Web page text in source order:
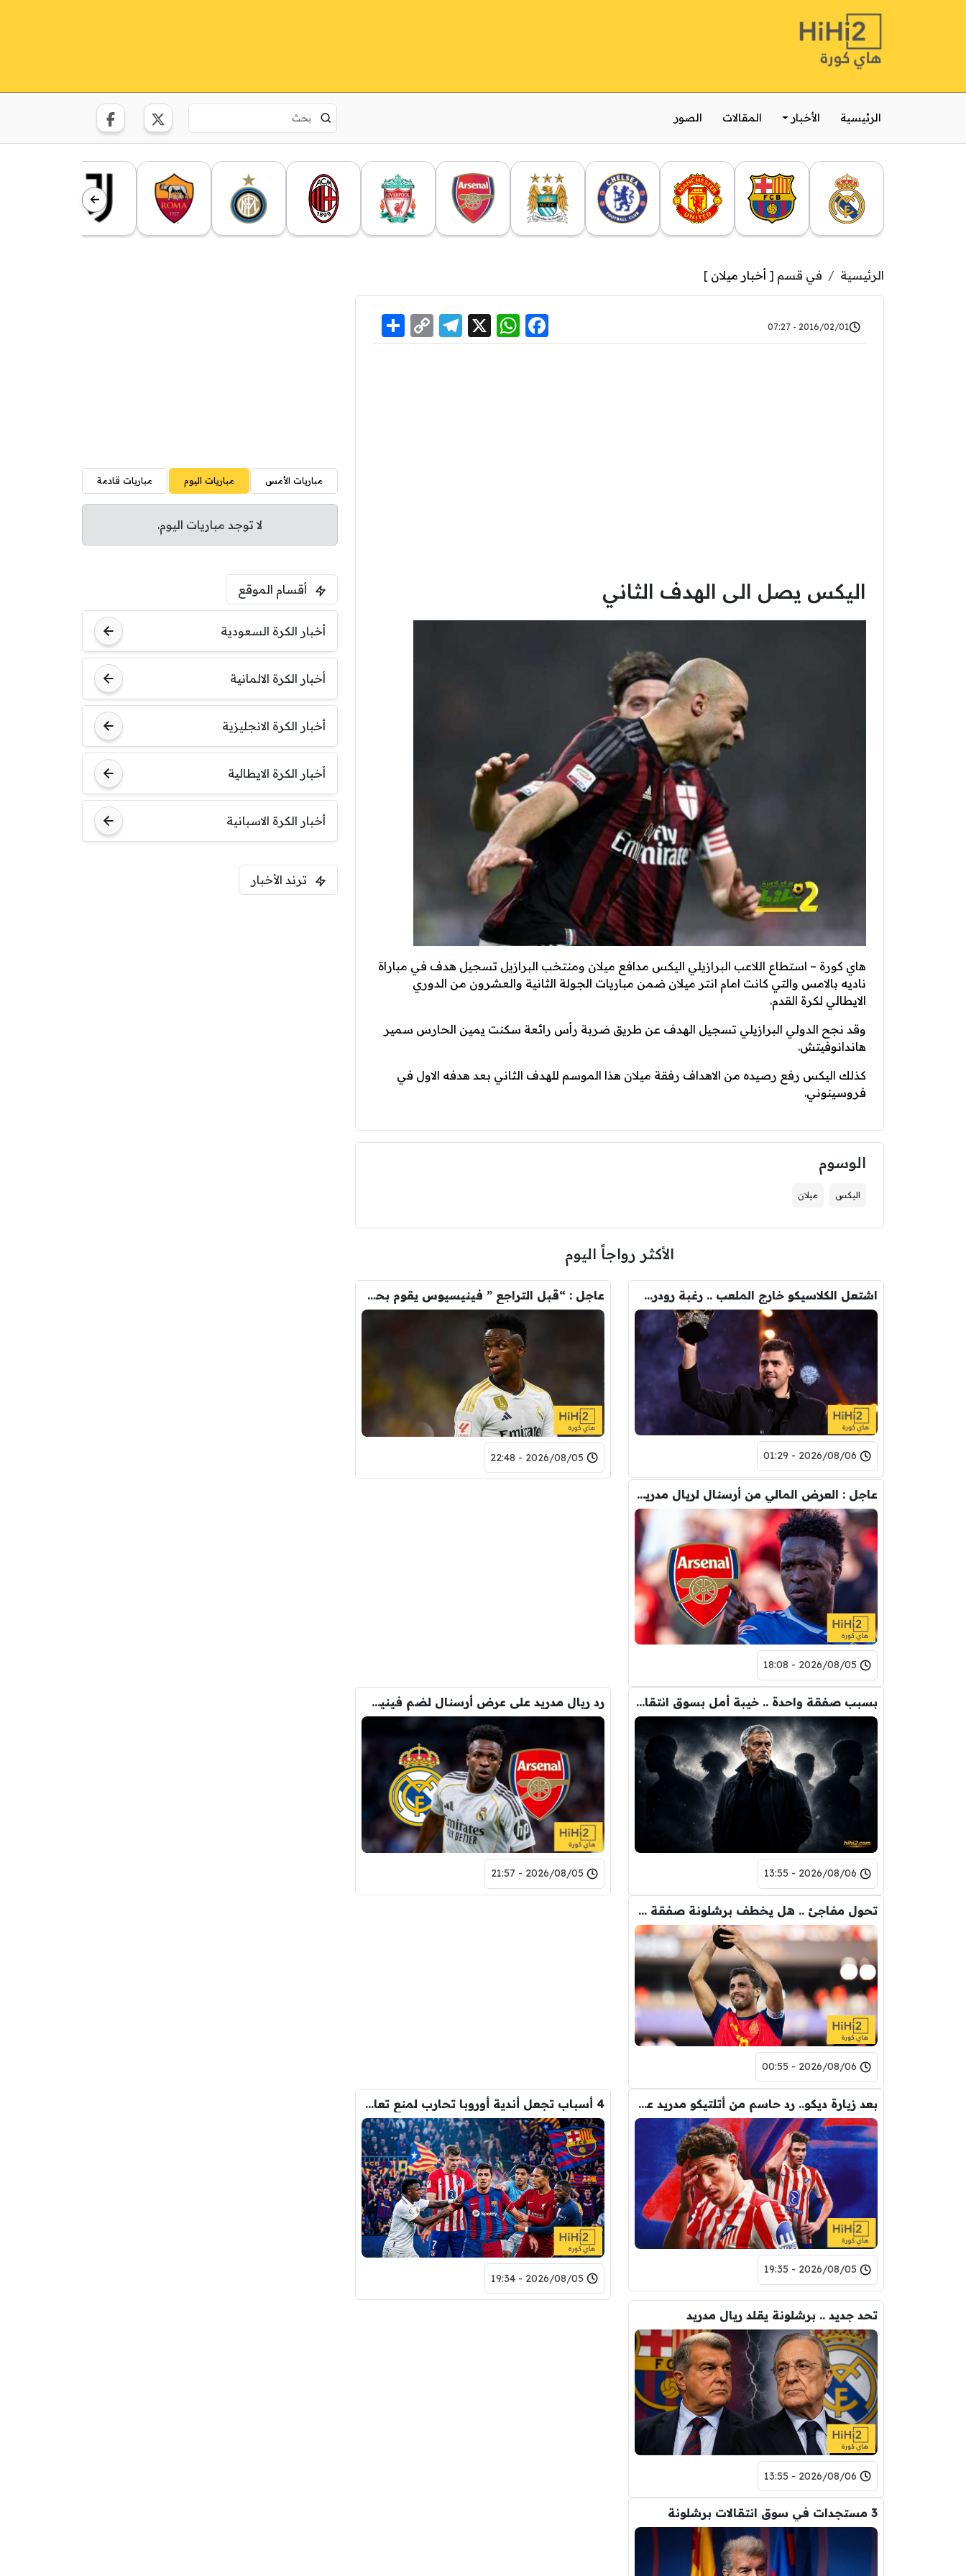
الرئيسية الأخبار المقالات الصور
الرئيسية في قسم [ أخبار ميلان ]
2016/02/01 - 07:27
Facebook
WhatsApp
X
Telegram
Copy
Link
اليكس يصل الى الهدف الثاني
هاي كورة – استطاع اللاعب البرازيلي اليكس مدافع ميلان ومنتخب البرازيل تسجيل هدف في مباراة
ناديه بالامس والتي كانت امام انتر ميلان ضمن مباريات الجولة الثانية والعشرون من الدوري
الايطالي لكرة القدم.
وقد نجح الدولي البرازيلي تسجيل الهدف عن طريق ضربة رأس رائعة سكنت يمين الحارس سمير
هاندانوفيتش.
كذلك اليكس رفع رصيده من الاهداف رفقة ميلان هذا الموسم للهدف الثاني بعد هدفه الاول في
فروسينوني.
الوسوم
اليكس ميلان
الأكثر رواجاً اليوم
اشتعل الكلاسيكو خارج الملعب .. رغبة رودري تصدم ريال مدريد
2026/08/06 - 01:29
عاجل : “قبل التراجع ” فينيسيوس يقوم بحذف كل صوره مع ريال مدريد
2026/08/05 - 22:48
عاجل : العرض المالي من أرسنال لريال مدريد من أجل شراء فينيسيوس جونيور
2026/08/05 - 18:08
بسبب صفقة واحدة .. خيبة أمل بسوق انتقالات ريال مدريد !
2026/08/06 - 13:55
رد ريال مدريد على عرض أرسنال لضم فينيسيوس
2026/08/05 - 21:57
تحول مفاجئ .. هل يخطف برشلونة صفقة رودري من قلب مدريد ؟
2026/08/06 - 00:55
بعد زيارة ديكو.. رد حاسم من أتلتيكو مدريد على برشلونة في ملف ألفاريز
2026/08/05 - 19:35
4 أسباب تجعل أندية أوروبا تحارب لمنع تعاقد برشلونة مع رودري!
2026/08/05 - 19:34
تحد جديد .. برشلونة يقلد ريال مدريد
2026/08/06 - 13:55
3 مستجدات في سوق انتقالات برشلونة
مباريات الأمس مباريات اليوم مباريات قادمة
لا توجد مباريات اليوم.
أقسام الموقع
أخبار الكرة السعودية
أخبار الكرة الالمانية
أخبار الكرة الانجليزية
أخبار الكرة الايطالية
أخبار الكرة الاسبانية
ترند الأخبار